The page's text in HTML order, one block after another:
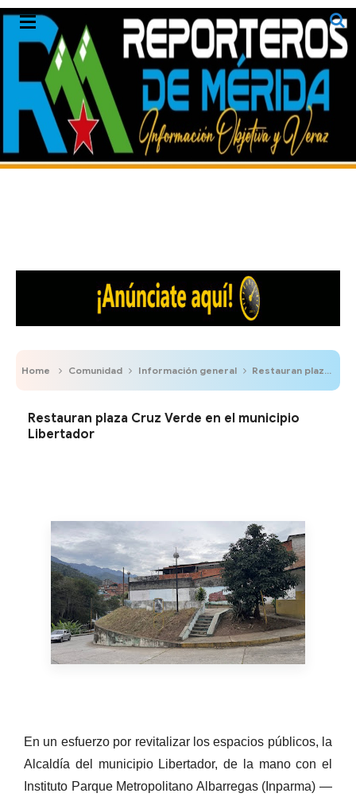
Home Comunidad Información general Restauran plaza Cruz Verde en el municipio Libertador
Restauran plaza Cruz Verde en el municipio
Libertador
En un esfuerzo por revitalizar los espacios públicos, la
Alcaldía del municipio Libertador, de la mano con el
Instituto Parque Metropolitano Albarregas (Inparma) —